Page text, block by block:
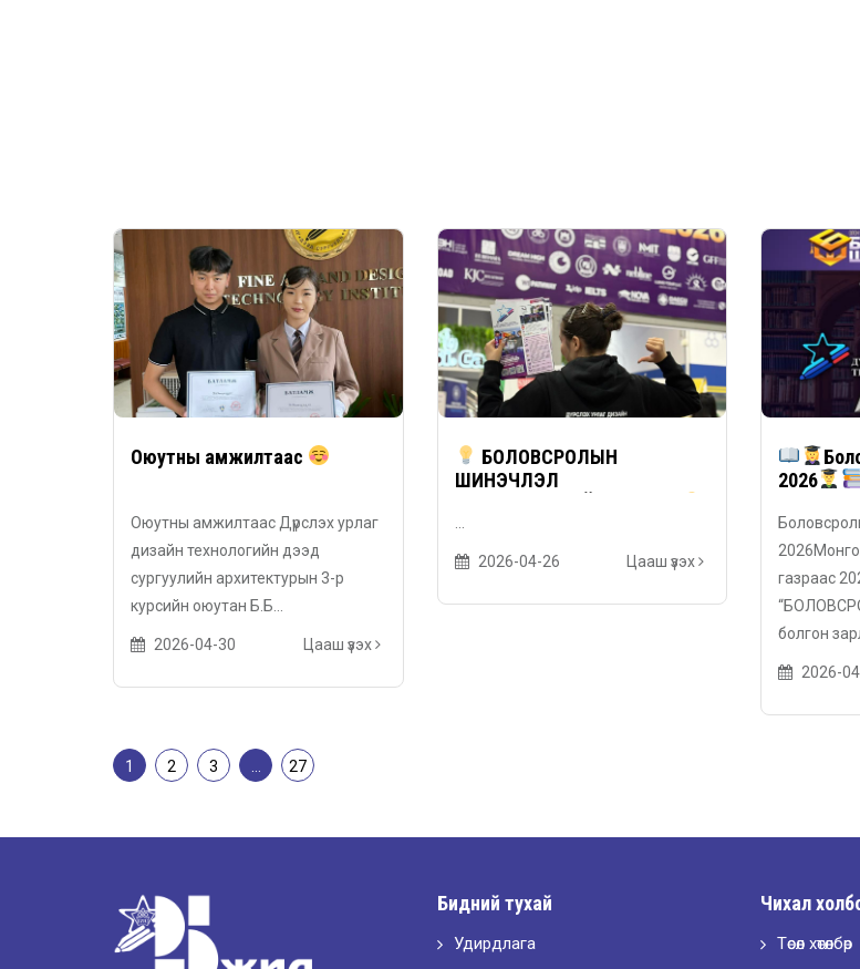
Оюутны амжилтаас
Оюутны амжилтаас Дүрслэх урлаг
дизайн технологийн дээд
сургуулийн архитектурын 3-р
курсийн оюутан Б.Б...
2026-04-30 Цааш үзэх
БОЛОВСРОЛЫН
ШИНЭЧЛЭЛ
2026-04-26 Цааш үзэх
2026
газраас
болгон
2026-
1 2 3 27
Бидний тухай
Удирдлага
Чихал
Төсөл хөтөлбөр